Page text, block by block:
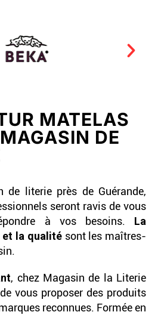
MATELAS
DE
de literie près de Guérande,
seront ravis de vous
à vos besoins. La
et la qualitésont les maîtres-
, chez Magasin de la Literie
vous proposer des produits
reconnues. Formée en